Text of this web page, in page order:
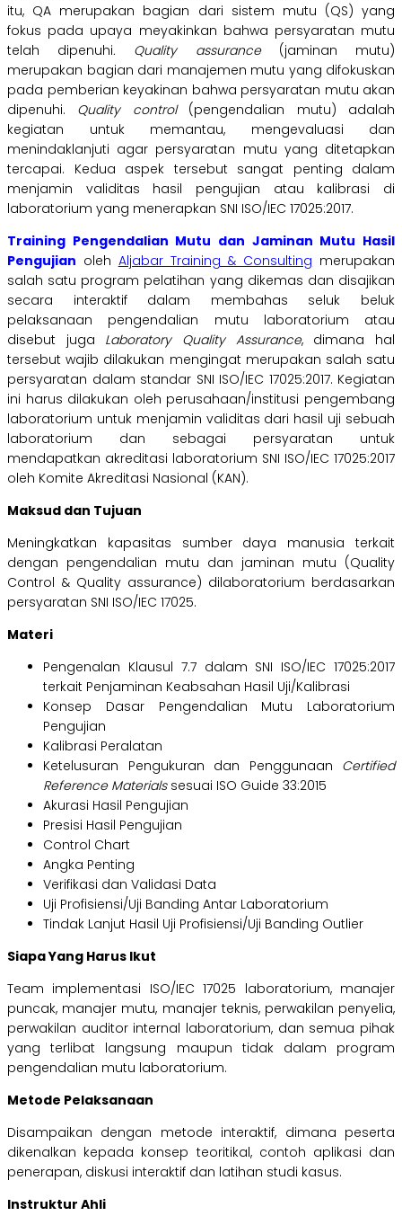
itu, QA merupakan bagian dari sistem mutu (QS) yang
fokus pada upaya meyakinkan bahwa persyaratan mutu
telah dipenuhi. Quality assurance (jaminan mutu)
merupakan bagian dari manajemen mutu yang difokuskan
pada pemberian keyakinan bahwa persyaratan mutu akan
dipenuhi. Quality control (pengendalian mutu) adalah
kegiatan untuk memantau, mengevaluasi dan
menindaklanjuti agar persyaratan mutu yang ditetapkan
tercapai. Kedua aspek tersebut sangat penting dalam
menjamin validitas hasil pengujian atau kalibrasi di
laboratorium yang menerapkan SNI ISO/IEC 17025:2017.
Training Pengendalian Mutu dan Jaminan Mutu Hasil
Pengujian oleh Aljabar Training & Consulting merupakan
salah satu program pelatihan yang dikemas dan disajikan
secara interaktif dalam membahas seluk beluk
pelaksanaan pengendalian mutu laboratorium atau
disebut juga Laboratory Quality Assurance, dimana hal
tersebut wajib dilakukan mengingat merupakan salah satu
persyaratan dalam standar SNI ISO/IEC 17025:2017. Kegiatan
ini harus dilakukan oleh perusahaan/institusi pengembang
laboratorium untuk menjamin validitas dari hasil uji sebuah
laboratorium dan sebagai persyaratan untuk
mendapatkan akreditasi laboratorium SNI ISO/IEC 17025:2017
oleh Komite Akreditasi Nasional (KAN).
Maksud dan Tujuan
Meningkatkan kapasitas sumber daya manusia terkait
dengan pengendalian mutu dan jaminan mutu (Quality
Control & Quality assurance) dilaboratorium berdasarkan
persyaratan SNI ISO/IEC 17025.
Materi
Pengenalan Klausul 7.7 dalam SNI ISO/IEC 17025:2017
terkait Penjaminan Keabsahan Hasil Uji/Kalibrasi
Konsep Dasar Pengendalian Mutu Laboratorium
Pengujian
Kalibrasi Peralatan
Ketelusuran Pengukuran dan Penggunaan Certified
Reference Materialssesuai ISO Guide 33:2015
Akurasi Hasil Pengujian
Presisi Hasil Pengujian
Control Chart
Angka Penting
Verifikasi dan Validasi Data
Uji Profisiensi/Uji Banding Antar Laboratorium
Tindak Lanjut Hasil Uji Profisiensi/Uji Banding Outlier
Siapa Yang Harus Ikut
Team implementasi ISO/IEC 17025 laboratorium, manajer
puncak, manajer mutu, manajer teknis, perwakilan penyelia,
perwakilan auditor internal laboratorium, dan semua pihak
yang terlibat langsung maupun tidak dalam program
pengendalian mutu laboratorium.
Metode Pelaksanaan
Disampaikan dengan metode interaktif, dimana peserta
dikenalkan kepada konsep teoritikal, contoh aplikasi dan
penerapan, diskusi interaktif dan latihan studi kasus.
Instruktur Ahli